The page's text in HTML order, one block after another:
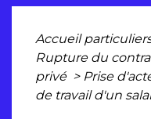
Accueil
Rupture du
privé > Prise
de travail d'un